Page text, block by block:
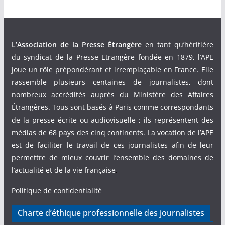
L’Association de la Presse Étrangèreen tant qu’héritière
du syndicat de la Presse Etrangère fondée en 1879, l’APE
joue un rôle prépondérant et irremplaçable en France. Elle
rassemble plusieurs centaines de journalistes, dont
nombreux accrédités auprès du Ministère des Affaires
Étrangères. Tous sont basés à Paris comme correspondants
de la presse écrite ou audiovisuelle ; ils représentent des
médias de 68 pays des cinq continents. La vocation de l’APE
est de faciliter le travail de ces journalistes afin de leur
permettre de mieux couvrir l’ensemble des domaines de
l’actualité et de la vie française.
Politique de confidentialité
Charte d’éthique professionnelle des journalistes